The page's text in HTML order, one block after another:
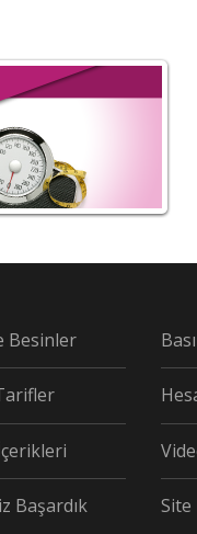
Besinler
Başardık Site